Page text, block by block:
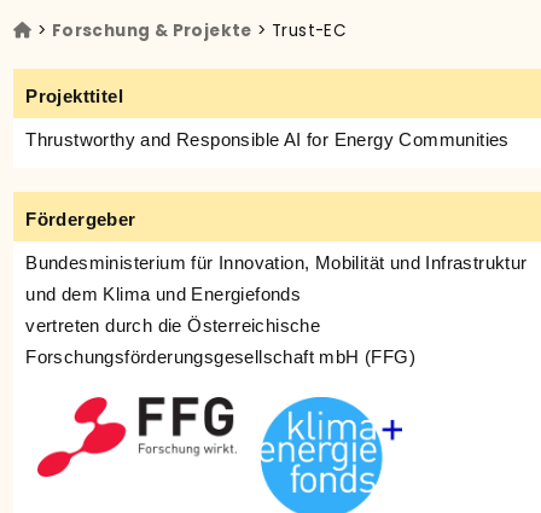
> Forschung & Projekte > Trust-EC
Projekttitel
Thrustworthy and Responsible AI for Energy Communities
Fördergeber
Bundesministerium für Innovation, Mobilität und Infrastruktur
und dem Klima und Energiefonds
vertreten durch die Österreichische
Forschungsförderungsgesellschaft mbH (FFG)